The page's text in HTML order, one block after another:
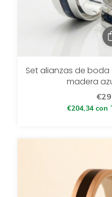
Set alianzas de
madera
€204,34 con